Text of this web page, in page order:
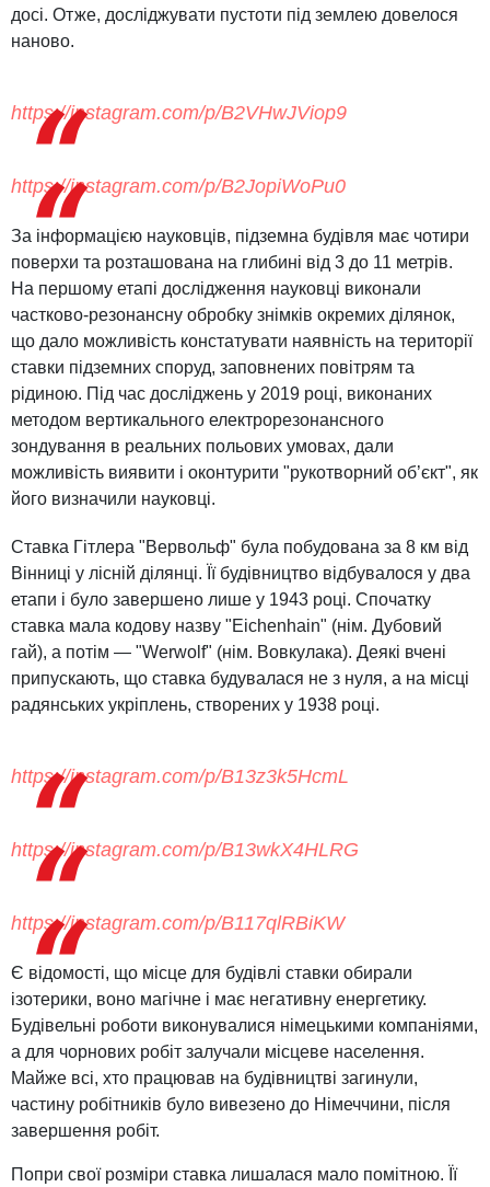
досі. Отже, досліджувати пустоти під землею довелося
наново.
https://instagram.com/p/B2VHwJViop9
https://instagram.com/p/B2JopiWoPu0
За інформацією науковців, підземна будівля має чотири
поверхи та розташована на глибині від 3 до 11 метрів.
На першому етапі дослідження науковці виконали
частково-резонансну обробку знімків окремих ділянок,
що дало можливість констатувати наявність на території
ставки підземних споруд, заповнених повітрям та
рідиною. Під час досліджень у 2019 році, виконаних
методом вертикального електрорезонансного
зондування в реальних польових умовах, дали
можливість виявити і оконтурити "рукотворний об’єкт", як
його визначили науковці.
Ставка Гітлера "Вервольф" була побудована за 8 км від
Вінниці у лісній ділянці. Її будівництво відбувалося у два
етапи і було завершено лише у 1943 році. Спочатку
ставка мала кодову назву "Eichenhain" (нім. Дубовий
гай), а потім — "Werwolf" (нім. Вовкулака). Деякі вчені
припускають, що ставка будувалася не з нуля, а на місці
радянських укріплень, створених у 1938 році.
https://instagram.com/p/B13z3k5HcmL
https://instagram.com/p/B13wkX4HLRG
https://instagram.com/p/B117qlRBiKW
Є відомості, що місце для будівлі ставки обирали
ізотерики, воно магічне і має негативну енергетику.
Будівельні роботи виконувалися німецькими компаніями,
а для чорнових робіт залучали місцеве населення.
Майже всі, хто працював на будівництві загинули,
частину робітників було вивезено до Німеччини, після
завершення робіт.
Попри свої розміри ставка лишалася мало помітною. Її